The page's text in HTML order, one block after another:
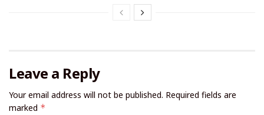
Leave a Reply
Your email address will not be published. Required fields are
marked *